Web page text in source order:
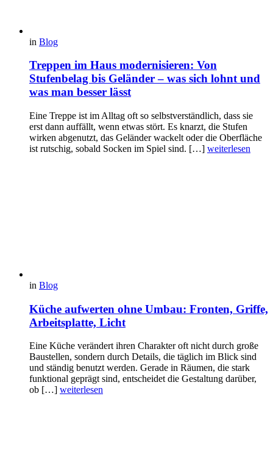
in Blog
Treppen im Haus modernisieren: Von
Stufenbelag bis Geländer – was sich lohnt und
was man besser lässt
Eine Treppe ist im Alltag oft so selbstverständlich, dass sie
erst dann auffällt, wenn etwas stört. Es knarzt, die Stufen
wirken abgenutzt, das Geländer wackelt oder die Oberfläche
ist rutschig, sobald Socken im Spiel sind. […] weiterlesen
in Blog
Küche aufwerten ohne Umbau: Fronten, Griffe,
Arbeitsplatte, Licht
Eine Küche verändert ihren Charakter oft nicht durch große
Baustellen, sondern durch Details, die täglich im Blick sind
und ständig benutzt werden. Gerade in Räumen, die stark
funktional geprägt sind, entscheidet die Gestaltung darüber,
ob […] weiterlesen